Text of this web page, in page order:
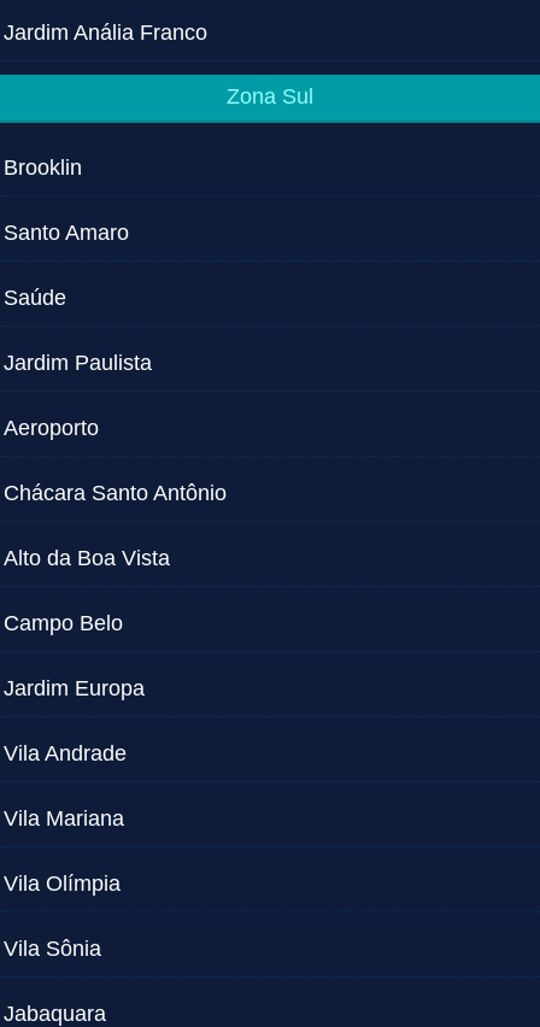
Jardim Anália Franco
Zona Sul
Brooklin
Santo Amaro
Saúde
Jardim Paulista
Aeroporto
Chácara Santo Antônio
Alto da Boa Vista
Campo Belo
Jardim Europa
Vila Andrade
Vila Mariana
Vila Olímpia
Vila Sônia
Jabaquara